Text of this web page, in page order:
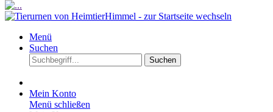
Menü
Suchen
Suchen
Mein Konto
Menü schließen